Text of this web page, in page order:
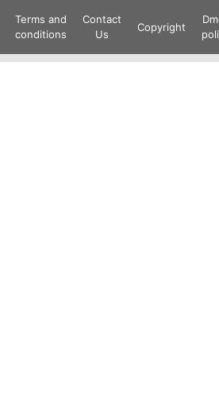
Terms and
conditions
Contact
Us
Copyright